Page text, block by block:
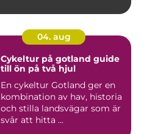
04. aug
Cykeltur på gotland guide
till ön på två hjul
En cykeltur Gotland ger en
kombination av hav, historia
och stilla landsvägar som är
svår att hitta ...